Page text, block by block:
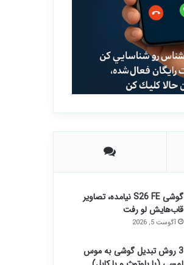
گوشی S26 FE نیامده، تصاویر
قاب‌هایش لو رفت
آگوست 5, 2026
3 روش تبدیل گوشی به موس